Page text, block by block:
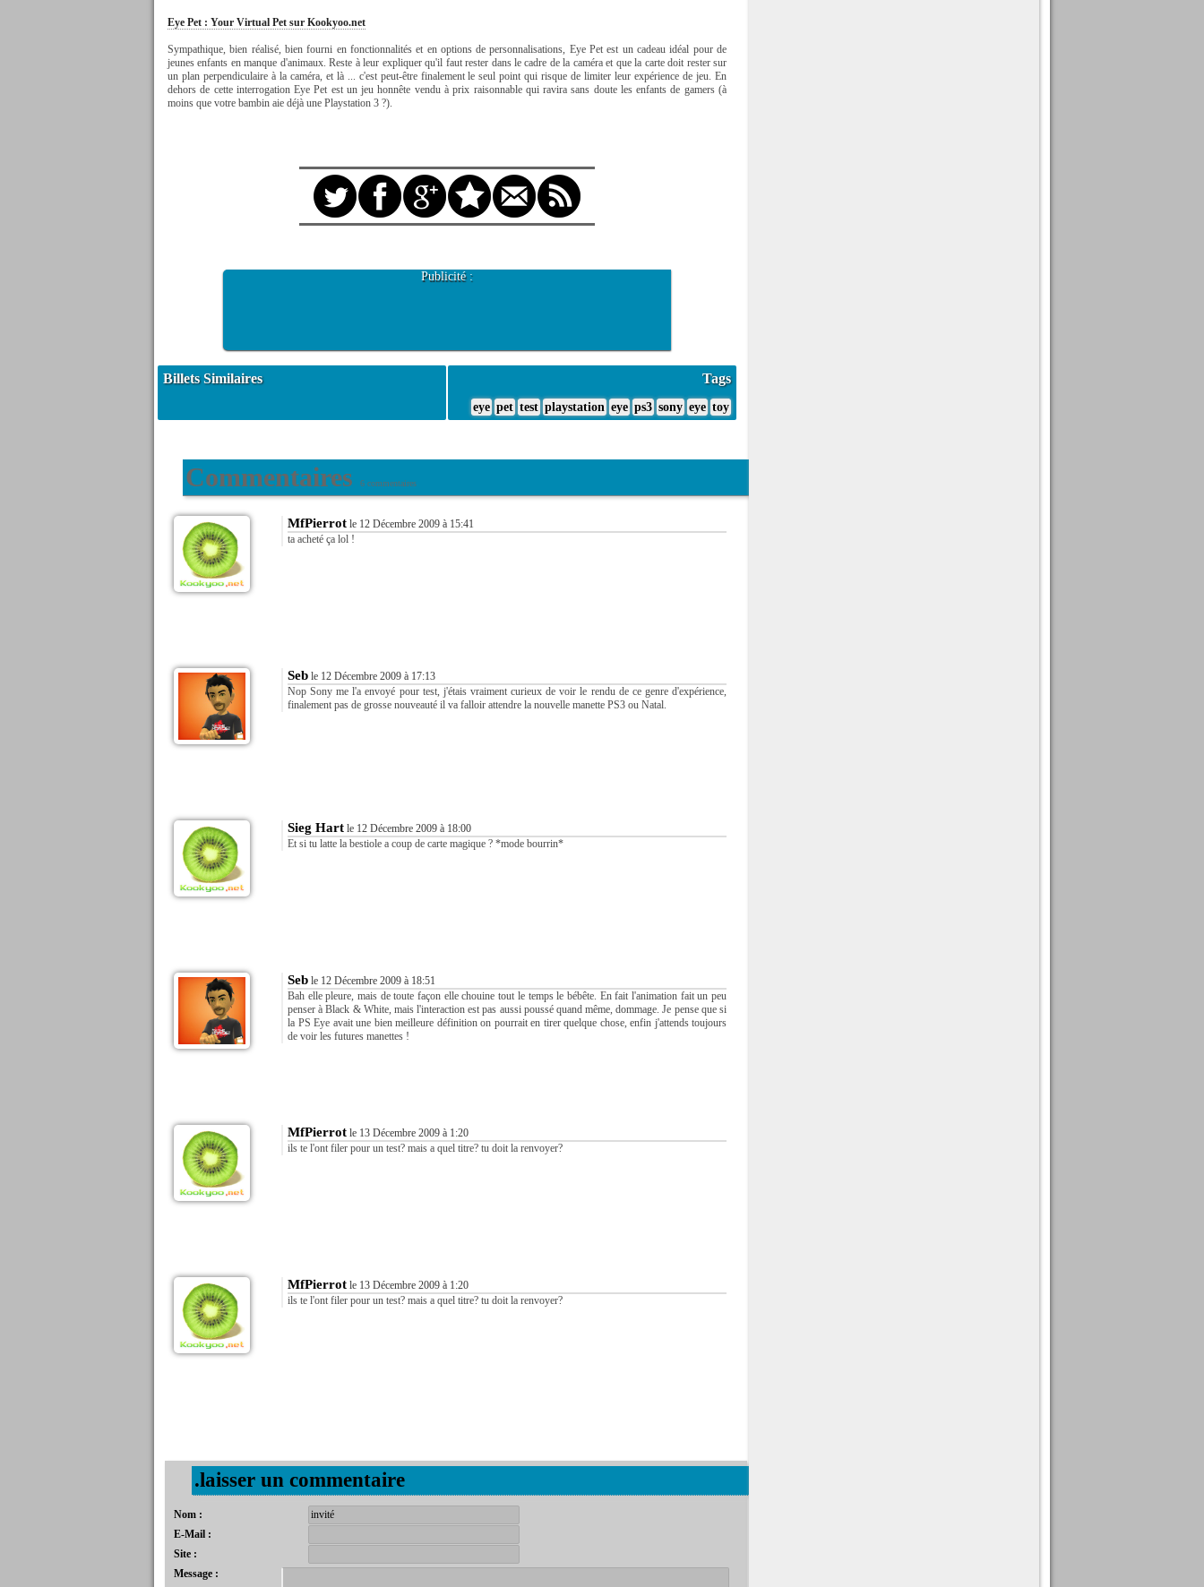
Eye Pet : Your Virtual Pet sur Kookyoo.net
Sympathique, bien réalisé, bien fourni en fonctionnalités et en options de personnalisations, Eye Pet est un cadeau idéal pour de
jeunes enfants en manque d'animaux. Reste à leur expliquer qu'il faut rester dans le cadre de la caméra et que la carte doit rester sur
un plan perpendiculaire à la caméra, et là ... c'est peut-être finalement le seul point qui risque de limiter leur expérience de jeu. En
dehors de cette interrogation Eye Pet est un jeu honnête vendu à prix raisonnable qui ravira sans doute les enfants de gamers (à
moins que votre bambin aie déjà une Playstation 3 ?).
Publicité :
Billets Similaires Tags
eye pet test playstation eye ps3 sony eye toy
Commentaires 6 commentaires
MfPierrot le 12 Décembre 2009 à 15:41
ta acheté ça lol !
Seb le 12 Décembre 2009 à 17:13
Nop Sony me l'a envoyé pour test, j'étais vraiment curieux de voir le rendu de ce genre d'expérience,
finalement pas de grosse nouveauté il va falloir attendre la nouvelle manette PS3 ou Natal.
Sieg Hart le 12 Décembre 2009 à 18:00
Et si tu latte la bestiole a coup de carte magique ? *mode bourrin*
Seb le 12 Décembre 2009 à 18:51
Bah elle pleure, mais de toute façon elle chouine tout le temps le bébête. En fait l'animation fait un peu
penser à Black & White, mais l'interaction est pas aussi poussé quand même, dommage. Je pense que si
la PS Eye avait une bien meilleure définition on pourrait en tirer quelque chose, enfin j'attends toujours
de voir les futures manettes !
MfPierrot le 13 Décembre 2009 à 1:20
ils te l'ont filer pour un test? mais a quel titre? tu doit la renvoyer?
MfPierrot le 13 Décembre 2009 à 1:20
ils te l'ont filer pour un test? mais a quel titre? tu doit la renvoyer?
.laisser un commentaire
Nom :
E-Mail :
Site :
Message :